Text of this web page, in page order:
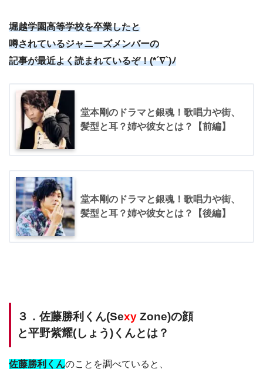
堀越学園高等学校を卒業したと
噂されているジャニーズメンバーの
記事が最近よく読まれているぞ！(*´∇`)ﾉ
堂本剛のドラマと銀魂！歌唱力や街、
髪型と耳？姉や彼女とは？【前編】
堂本剛のドラマと銀魂！歌唱力や街、
髪型と耳？姉や彼女とは？【後編】
３．佐藤勝利くん(Sexy Zone)の顔
と平野紫耀(しょう)くんとは？
佐藤勝利くんのことを調べていると、